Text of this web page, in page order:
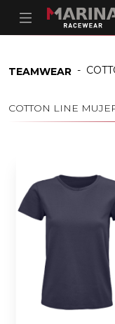
TEAMWEAR -
COTTON LINE